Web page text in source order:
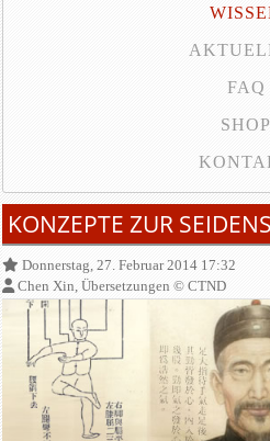
FAQ
SHOP
KONZEPTE ZUR
Donnerstag, 27. Februar 2014 17:32
Chen Xin, Übersetzungen © CTND